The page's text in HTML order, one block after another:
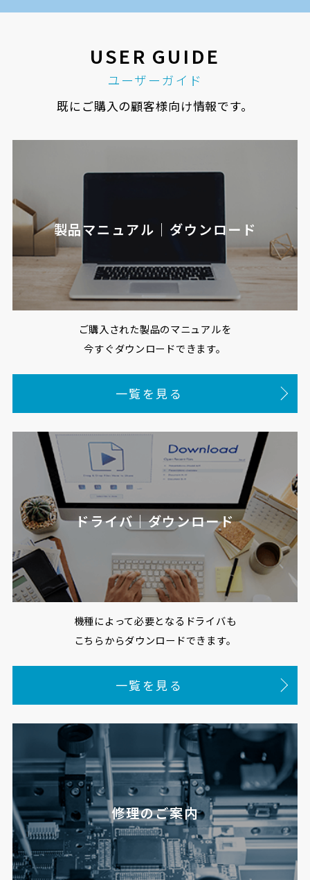
USER GUIDE
ユーザーガイド
既にご購入の顧客様向け情報です。
製品マニュアル｜ダウンロード
ご購入された製品のマニュアルを
今すぐダウンロードできます。
一覧を見る
ドライバ｜ダウンロード
機種によって必要となるドライバも
こちらからダウンロードできます。
一覧を見る
修理のご案内